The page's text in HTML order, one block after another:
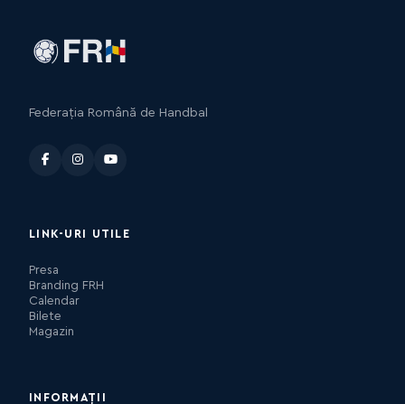
Federația Română de Handbal
LINK-URI UTILE
Presa
Branding FRH
Calendar
Bilete
Magazin
INFORMAȚII